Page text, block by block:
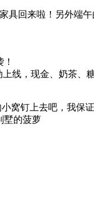
具回来啦！另外端
线，现金、奶茶、
窝钉上去吧，我保
的菠萝